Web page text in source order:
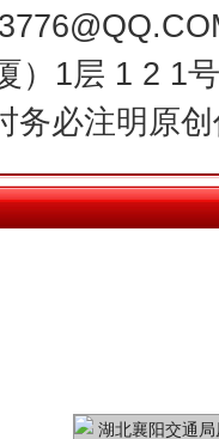
）1层 1 2 1
务必注明原
今